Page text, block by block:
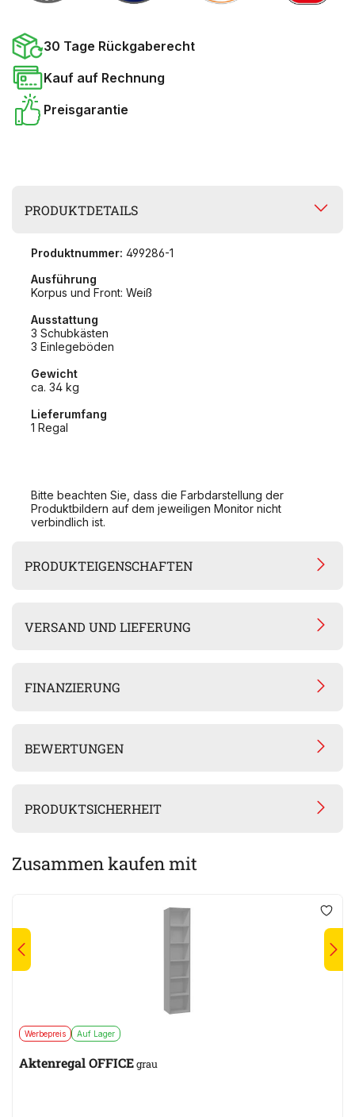
30 Tage Rückgaberecht
Kauf auf Rechnung
Preisgarantie
PRODUKTDETAILS
Produktnummer: 499286-1
Ausführung
Korpus und Front: Weiß
Ausstattung
3 Schubkästen
3 Einlegeböden
Gewicht
ca. 34 kg
Lieferumfang
1 Regal
Bitte beachten Sie, dass die Farbdarstellung der
Produktbildern auf dem jeweiligen Monitor nicht
verbindlich ist.
PRODUKTEIGENSCHAFTEN
VERSAND UND LIEFERUNG
FINANZIERUNG
BEWERTUNGEN
PRODUKTSICHERHEIT
Zusammen kaufen mit
Werbepreis Auf Lager
Aktenregal OFFICEgrau